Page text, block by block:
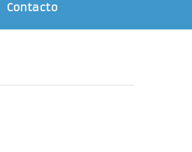
Contacto